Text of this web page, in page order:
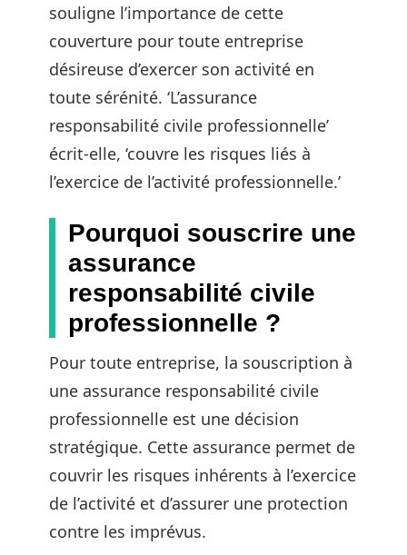
souligne l’importance de cette
couverture pour toute entreprise
désireuse d’exercer son activité en
toute sérénité. ‘L’assurance
responsabilité civile professionnelle’
écrit-elle, ‘couvre les risques liés à
l’exercice de l’activité professionnelle.’
Pourquoi souscrire une
assurance
responsabilité civile
professionnelle ?
Pour toute entreprise, la souscription à
une assurance responsabilité civile
professionnelle est une décision
stratégique. Cette assurance permet de
couvrir les risques inhérents à l’exercice
de l’activité et d’assurer une protection
contre les imprévus.